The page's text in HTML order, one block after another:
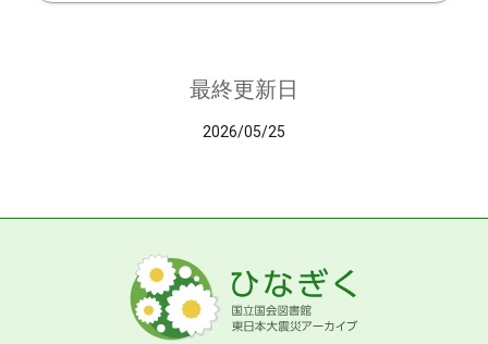
最終更新日
2026/05/25